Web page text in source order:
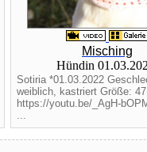
Misching
Hündin
Sotiria *01.03.2022
weiblich, kastriert Größe:
https://youtu.be/_AgH-
...